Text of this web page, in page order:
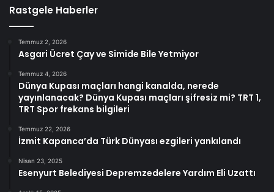
Rastgele Haberler
Temmuz 2, 2026
Asgari Ücret Çay ve Simide Bile Yetmiyor
Temmuz 4, 2026
Dünya Kupası maçları hangi kanalda, nerede
yayınlanacak? Dünya Kupası maçları şifresiz mi? TRT 1,
TRT Spor frekans bilgileri
Temmuz 22, 2026
İzmit Kapanca’da Türk Dünyası ezgileri yankılandı
Nisan 23, 2025
Esenyurt Belediyesi Depremzedelere Yardım Eli Uzattı